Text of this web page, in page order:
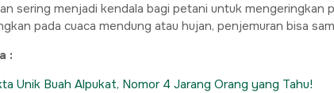
sering menjadi kendala bagi petani untuk
pada cuaca mendung atau hujan, penjemuran bisa
:
Unik Buah Alpukat, Nomor 4 Jarang Orang yang Tahu!